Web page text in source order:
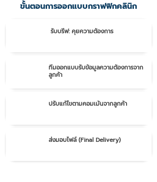
ขั้นตอนการออกแบบกราฟฟิกคลินิก
รับบรีฟ: คุยความต้องการ
ทีมออกแบบรับข้อมูลความต้องการจาก
ลูกค้า
ปรับแก้ไขตามคอมเม้นจากลูกค้า
ส่งมอบไฟล์ (Final Delivery)